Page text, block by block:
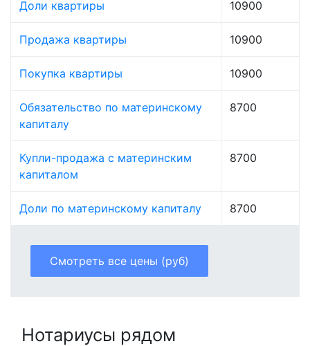
Доли квартиры 10900
Продажа квартиры 10900
Покупка квартиры 10900
Обязательство по материнскому
капиталу
8700
Купли-продажа с материнским
капиталом
8700
Доли по материнскому капиталу 8700
Смотреть все цены (руб)
Нотариусы рядом